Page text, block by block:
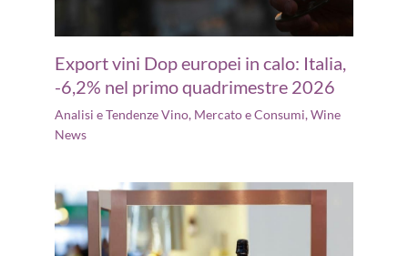
Export vini Dop europei in calo: Italia,
-6,2% nel primo quadrimestre 2026
Analisi e Tendenze Vino, Mercato e Consumi,Wine
News